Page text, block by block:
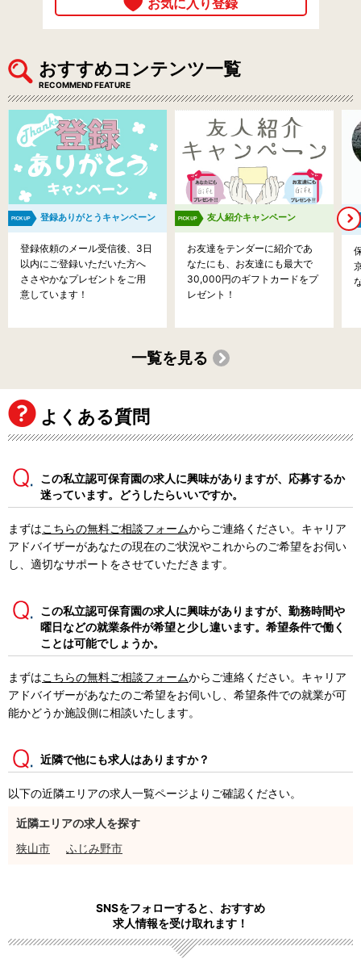
おすすめコンテンツ一覧
RECOMMEND FEATURE
登録ありがとうキャンペーン
登録依頼のメール受信後、3日
以内にご登録いただいた方へ
ささやかなプレゼントをご用
意しています！
友人紹介キャンペーン
お友達をテンダーに紹介であ
なたにも、お友達にも最大で
30,000円のギフトカードをプ
レゼント！
一覧を見る
よくある質問
この私立認可保育園の求人に興味がありますが、応募するか
迷っています。どうしたらいいですか。
まずはこちらの無料ご相談フォームからご連絡ください。キャリア
アドバイザーがあなたの現在のご状況やこれからのご希望をお伺い
し、適切なサポートをさせていただきます。
この私立認可保育園の求人に興味がありますが、勤務時間や
曜日などの就業条件が希望と少し違います。希望条件で働く
ことは可能でしょうか。
まずはこちらの無料ご相談フォームからご連絡ください。キャリア
アドバイザーがあなたのご希望をお伺いし、希望条件での就業が可
能かどうか施設側に相談いたします。
近隣で他にも求人はありますか？
以下の近隣エリアの求人一覧ページよりご確認ください。
近隣エリアの求人を探す
狭山市
ふじみ野市
SNSをフォローすると、おすすめ
求人情報を受け取れます！